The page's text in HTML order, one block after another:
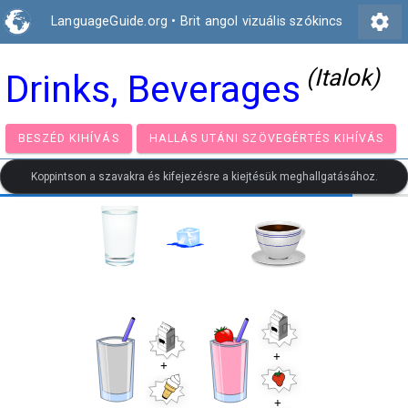
LanguageGuide.org • Brit angol vizuális szókincs settings
Drinks, Beverages (Italok)
BESZÉD KIHÍVÁS HALLÁS UTÁNI SZÖVEGÉRTÉS
Koppintson a szavakra és kifejezésre a kiejtésük meghallgatásához.